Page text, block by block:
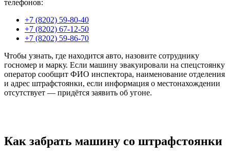
телефонов:
+7 (8202) 59-80-40
+7 (8202) 67-12-50
+7 (8202) 59-86-70
Чтобы узнать, где находится авто, назовите сотруднику
госномер и марку. Если машину эвакуировали на спецстоянку
оператор сообщит ФИО инспектора, наименование отделения
и адрес штрафстоянки, если информация о местонахождении
отсутствует — придётся заявить об угоне.
Как забрать машину со штрафстоянки